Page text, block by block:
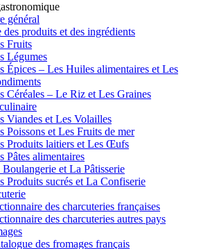
général
des produits et des ingrédients
Fruits
Légumes
Épices – Les Huiles alimentaires et Les
Céréales – Le Riz et Les Graines
Viandes et Les Volailles
Poissons et Les Fruits de mer
Produits laitiers et Les Œufs
Pâtes alimentaires
et La Pâtisserie
Produits sucrés et La Confiserie
des charcuteries françaises
des charcuteries autres pays
des fromages français